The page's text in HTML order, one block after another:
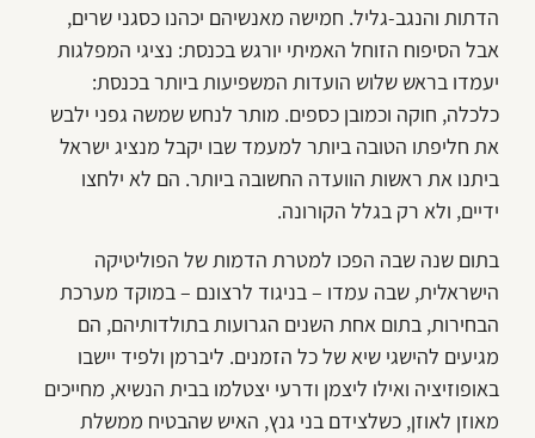
הדתות והנגב-גליל. חמישה מאנשיהם יכהנו כסגני שרים,
אבל הסיפוח הזוחל האמיתי יורגש בכנסת: נציגי המפלגות
יעמדו בראש שלוש הועדות המשפיעות ביותר בכנסת:
כלכלה, חוקה וכמובן כספים. מותר לנחש שמשה גפני ילבש
את חליפתו הטובה ביותר למעמד שבו יקבל מנציג ישראל
ביתנו את ראשות הוועדה החשובה ביותר. הם לא ילחצו
ידיים, ולא רק בגלל הקורונה.
בתום שנה שבה הפכו למטרת הדמות של הפוליטיקה
הישראלית, שבה עמדו – בניגוד לרצונם – במוקד מערכת
הבחירות, בתום אחת השנים הגרועות בתולדותיהם, הם
מגיעים להישגי שיא של כל הזמנים. ליברמן ולפיד יישבו
באופוזיציה ואילו ליצמן ודרעי יצטלמו בבית הנשיא, מחייכים
מאוזן לאוזן, כשלצידם בני גנץ, האיש שהבטיח ממשלת